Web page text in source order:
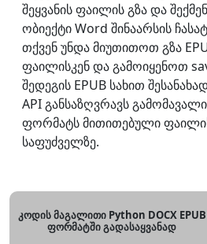
შეყვანის ფაილის გზა და
ობიექტი Word შინაარსის
თქვენ უნდა მიუთითოთ გზა
ფაილისკენ და გამოიყენოთ
შედეგის EPUB სახით
API განსაზღვრავს
ფორმატს მითითებული
საფუძველზე.
კოდის მაგალითი Python DOCX EPUB
ფორმატში გადასაყვანად